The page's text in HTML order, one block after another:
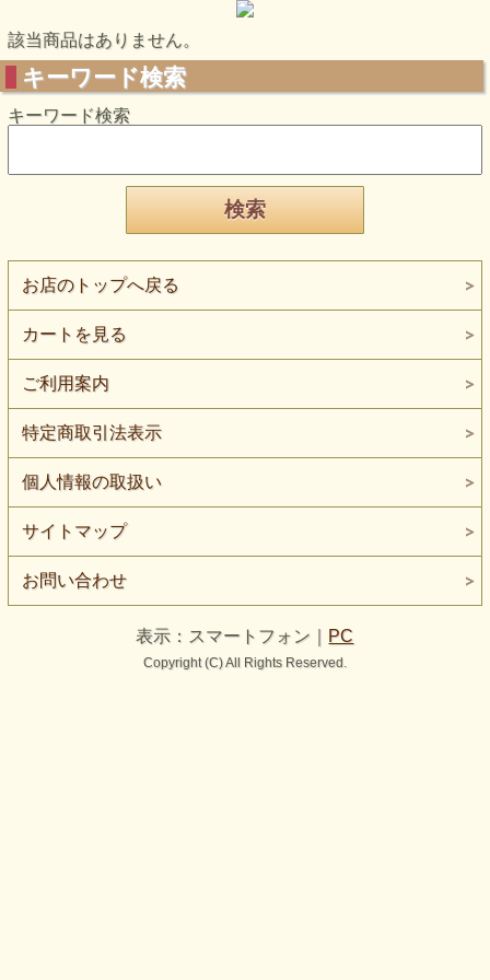
該当商品はありません。
キーワード検索
キーワード検索
お店のトップへ戻る
カートを見る
ご利用案内
特定商取引法表示
個人情報の取扱い
サイトマップ
お問い合わせ
表示：スマートフォン｜ PC
Copyright (C) All Rights Reserved.